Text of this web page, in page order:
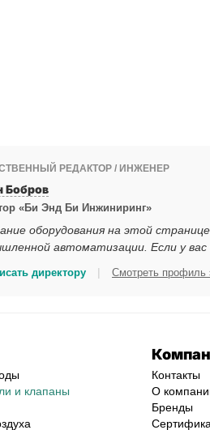
РЕДАКТОР / ИНЖЕНЕР
Бобров
«Би Энд Би Инжиниринг»
оборудования на этой
автоматизации. Если у
директору | Смотреть профиль
и клапаны
Контакты
О
Бренды